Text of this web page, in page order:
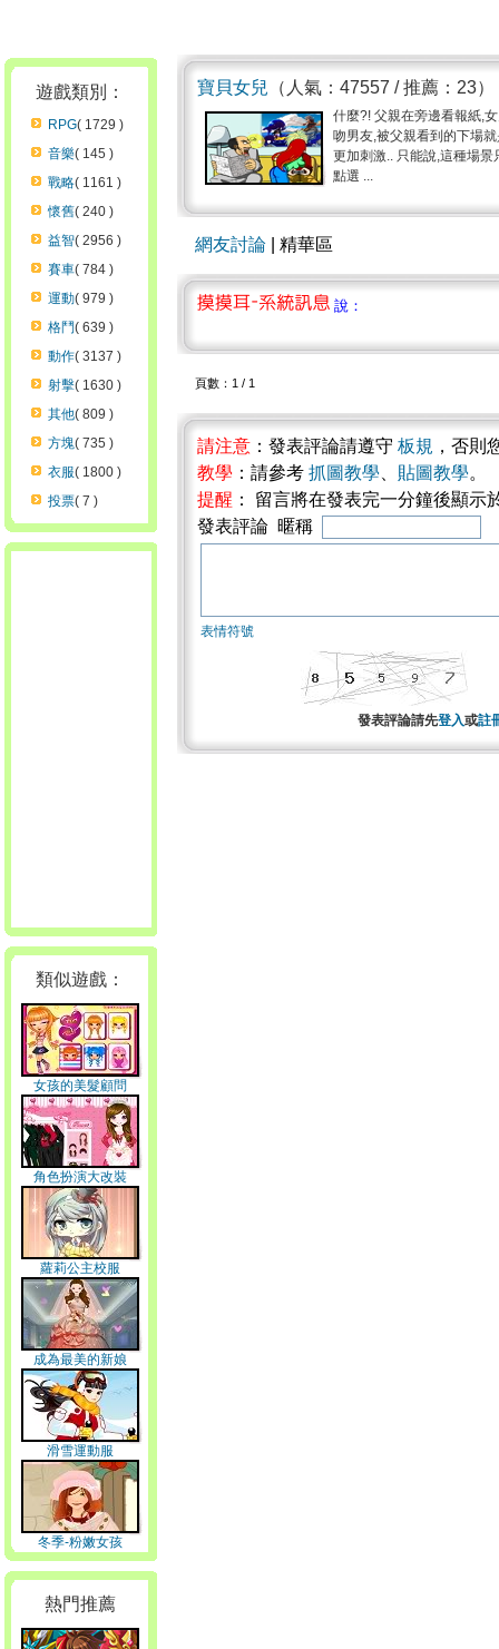
遊戲類別：
RPG( 1729 )
音樂( 145 )
戰略( 1161 )
懷舊( 240 )
益智( 2956 )
賽車( 784 )
運動( 979 )
格鬥( 639 )
動作( 3137 )
射擊( 1630 )
其他( 809 )
方塊( 735 )
衣服( 1800 )
投票( 7 )
類似遊戲：
女孩的美髮顧問
角色扮演大改裝
蘿莉公主校服
成為最美的新娘
滑雪運動服
冬季-粉嫩女孩
熱門推薦
寶貝女兒 （人氣：47557 / 推薦：23）
什麼?! 父親在旁邊看報紙,
吻男友,被父親看到的下場
更加刺激.. 只能說,這種場
點選 ...
網友討論 | 精華區
說：
頁數：1 / 1
請注意 ：發表評論請遵守 板規 ，否則
教學 ：請參考 抓圖教學 貼圖教學。
提醒 ： 留言將在發表完一分鐘後顯
發表評論 暱稱
表情符號
發表評論請先登入或註